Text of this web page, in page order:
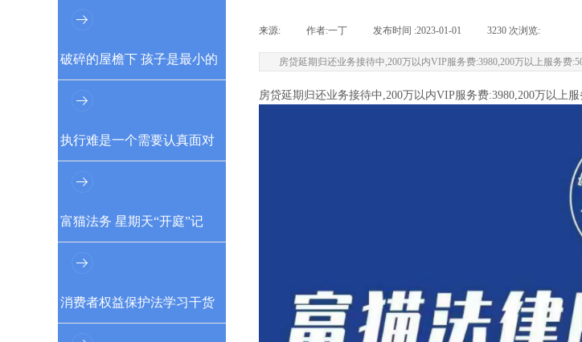
来源: 作者:一丁 发布时间 :2023-01-01 3230 次浏览:
房贷延期归还业务接待中,200万以内VIP服务费:3980,200万以上服务费
房贷延期归还业务接待中,200万以内VIP服务费:3980,200万以上
破碎的屋檐下 孩子是最小的
受害者
执行难是一个需要认真面对
的问题
富猫法务 星期天“开庭”记
消费者权益保护法学习干货